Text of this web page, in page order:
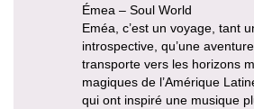
Émea – Soul World
Eméa, c’est un voyage, tant
introspective, qu’une
transporte vers les horizons
magiques de l’Amérique
qui ont inspiré une musique